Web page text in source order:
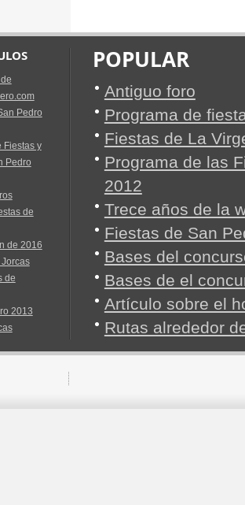
Pedro
Fiestas y
Pedro
de
de 2016
de
2013
POPULAR
Antiguo foro
Programa de
Fiestas de La
Programa de las
2012
Trece años de la
Fiestas de San
Bases del
Bases de el
Artículo sobre el
Rutas alrededor